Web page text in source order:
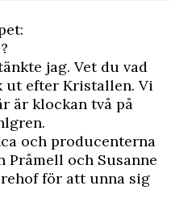
jag. Vet du vad
ut efter Kristallen. Vi
är klockan två på
och producenterna
Pråmell och Susanne
för att unna sig